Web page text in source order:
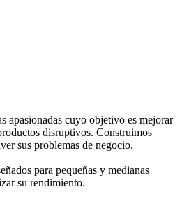
apasionadas cuyo objetivo es mejorar
disruptivos. Construimos
sus problemas de negocio.
para pequeñas y medianas
su rendimiento.